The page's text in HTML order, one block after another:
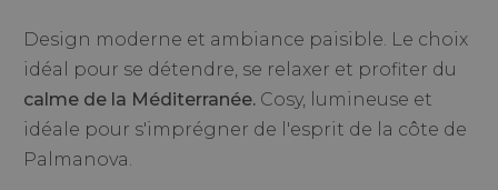
Design moderne et ambiance paisible. Le choix
idéal pour se détendre, se relaxer et profiter du
calme de la Méditerranée. Cosy, lumineuse et
idéale pour s'imprégner de l'esprit de la côte de
Palmanova.